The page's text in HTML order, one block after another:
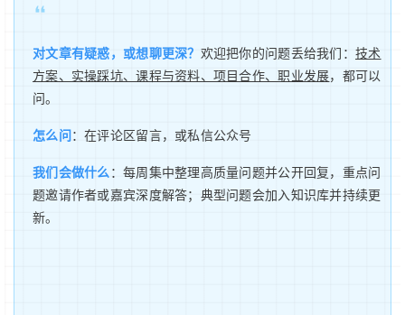
❝
对文章有疑惑，或想聊更深？ 欢迎把你的问题丢给我们：技术
方案、实操踩坑、课程与资料、项目合作、职业发展，都可以
问。
怎么问 ：在评论区留言，或私信公众号
我们会做什么：每周集中整理高质量问题并公开回复，重点问
题邀请作者或嘉宾深度解答；典型问题会加入知识库并持续更
新。